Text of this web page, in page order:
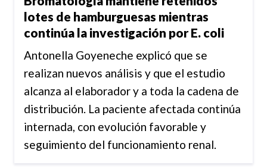
lotes de hamburguesas mientras
continúa la investigación por E. coli
Antonella Goyeneche explicó que se
realizan nuevos análisis y que el estudio
alcanza al elaborador y a toda la cadena de
distribución. La paciente afectada continúa
internada, con evolución favorable y
seguimiento del funcionamiento renal.